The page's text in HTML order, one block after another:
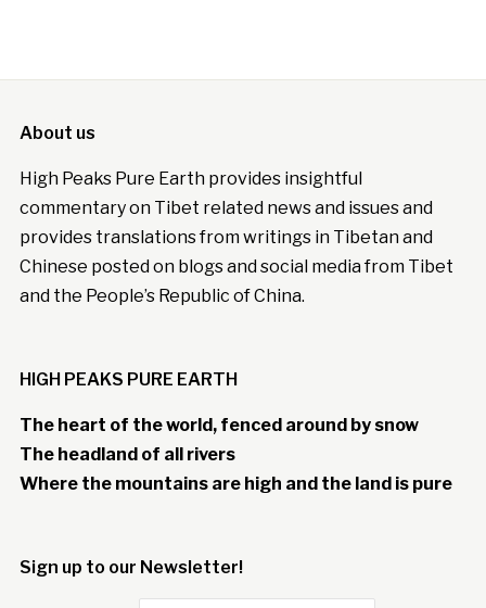
About us
High Peaks Pure Earth provides insightful
commentary on Tibet related news and issues and
provides translations from writings in Tibetan and
Chinese posted on blogs and social media from Tibet
and the People’s Republic of China.
HIGH PEAKS PURE EARTH
The heart of the world, fenced around by snow
The headland of all rivers
Where the mountains are high and the land is pure
Sign up to our Newsletter!